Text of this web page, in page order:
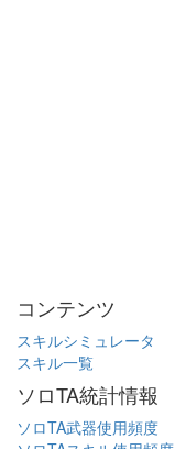
コンテンツ
スキルシミュレータ
スキル一覧
ソロTA統計情報
ソロTA武器使用頻度